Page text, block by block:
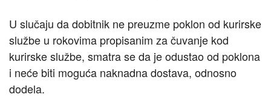
U slučaju da dobitnik ne preuzme poklon od kurirske
službe u rokovima propisanim za čuvanje kod
kurirske službe, smatra se da je odustao od poklona
i neće biti moguća naknadna dostava, odnosno
dodela.